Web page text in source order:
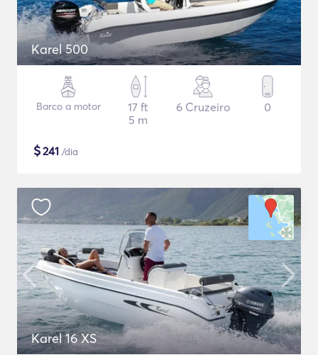
Karel 500
Barco a motor
17 ft
5 m
6 Cruzeiro 0
$241 /dia
Karel 16 XS